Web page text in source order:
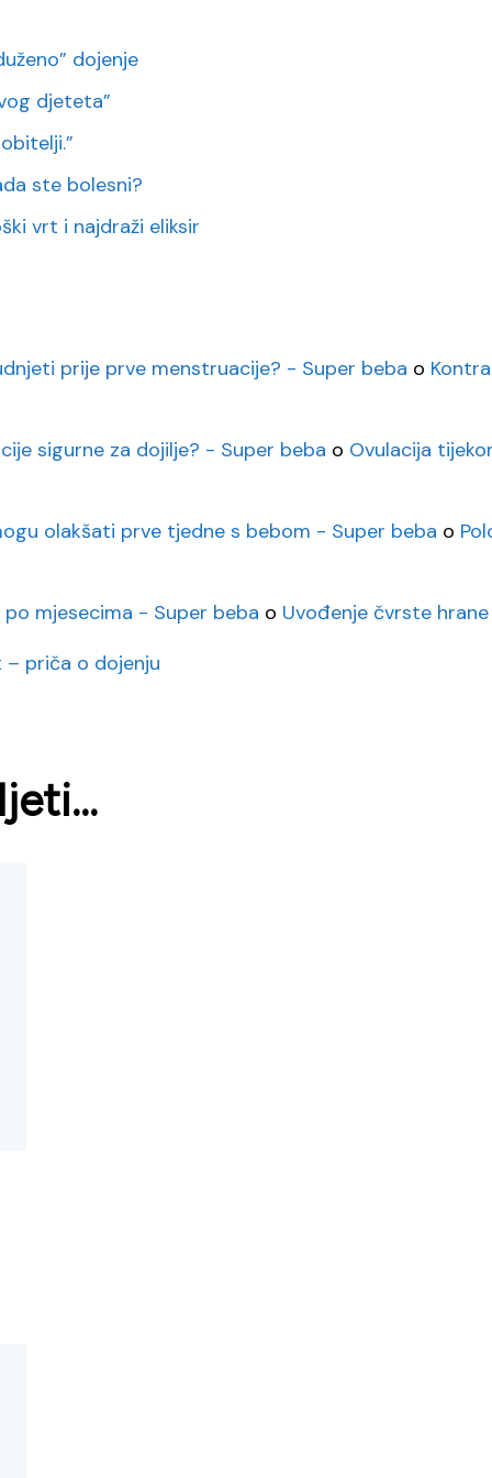
dojenje
djeteta”
ste bolesni?
vrt i najdraži eliksir
prije prve menstruacije? - Super beba o
sigurne za dojilje? - Super beba o Ovulacija
olakšati prve tjedne s bebom - Super beba o
mjesecima - Super beba o Uvođenje čvrste
priča o dojenju